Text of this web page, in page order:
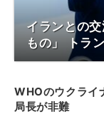
イランとの
もの」 トラ
WHOのウクライ
局長が非難